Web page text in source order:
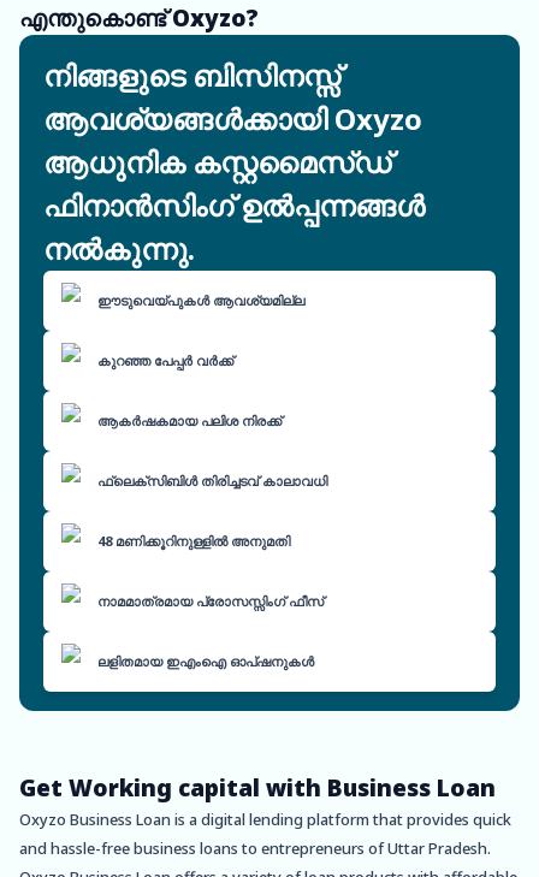
എന്തുകൊണ്ട് Oxyzo?
നിങ്ങളുടെ ബിസിനസ്സ്
ആവശ്യങ്ങൾക്കായി Oxyzo
ആധുനിക കസ്റ്റമൈസ്ഡ്
ഫിനാൻസിംഗ് ഉൽപ്പന്നങ്ങൾ
നൽകുന്നു.
ഈടുവെയ്പുകൾ ആവശ്യമില്ല
കുറഞ്ഞ പേപ്പർ വർക്ക്
ആകർഷകമായ പലിശ നിരക്ക്
ഫ്ലെക്സിബിൾ തിരിച്ചടവ് കാലാവധി
48 മണിക്കൂറിനുള്ളിൽ അനുമതി
നാമമാത്രമായ പ്രോസസ്സിംഗ് ഫീസ്
ലളിതമായ ഇഎംഐ ഓപ്ഷനുകൾ
Get Working capital with Business Loan
Oxyzo Business Loan is a digital lending platform that provides quick
and hassle-free business loans to entrepreneurs of Uttar Pradesh.